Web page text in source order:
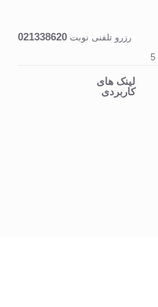
رزرو تلفنی نوبت 021338620
لینک های
کاربردی